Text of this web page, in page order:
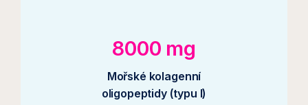
8000 mg
Mořské kolagenní
oligopeptidy (typu I)